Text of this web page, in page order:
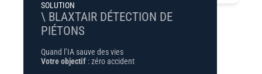
SOLUTION
\ BLAXTAIR DÉTECTION DE
PIÉTONS
Quand l’IA sauve des vies
Votre objectif : zéro accident